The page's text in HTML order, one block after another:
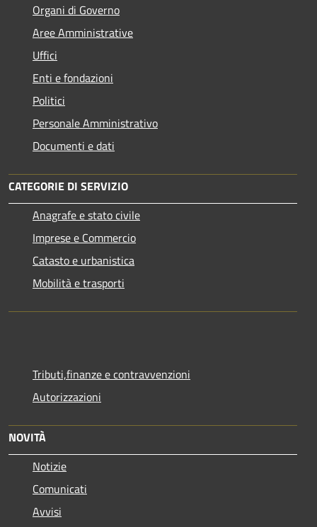
Organi di Governo
Aree Amministrative
Uffici
Enti e fondazioni
Politici
Personale Amministrativo
Documenti e dati
CATEGORIE DI SERVIZIO
Anagrafe e stato civile
Imprese e Commercio
Catasto e urbanistica
Mobilità e trasporti
Tributi,finanze e contravvenzioni
Autorizzazioni
NOVITÀ
Notizie
Comunicati
Avvisi